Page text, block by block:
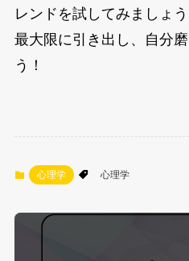
レンドを試してみましょ
最大限に引き出し、自分
う！
心理学 心理学